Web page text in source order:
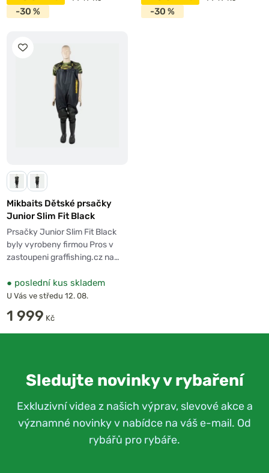
-30 % -30 %
Mikbaits Dětské prsačky
Junior Slim Fit Black
Prsačky Junior Slim Fit Black
byly vyrobeny firmou Pros v
zastoupeni graffishing.cz na…
● poslední kus skladem
U Vás ve středu 12. 08.
1 999 Kč
Sledujte novinky v rybaření
Exkluzivní videa z našich výprav, slevové akce a
významné novinky v nabídce na váš e-mail. Od
rybářů pro rybáře.